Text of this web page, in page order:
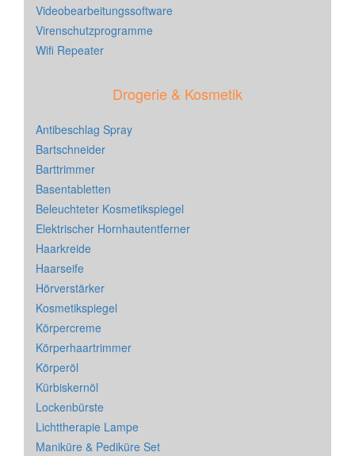
Videobearbeitungssoftware
Virenschutzprogramme
Wifi Repeater
Drogerie & Kosmetik
Antibeschlag Spray
Bartschneider
Barttrimmer
Basentabletten
Beleuchteter Kosmetikspiegel
Elektrischer Hornhautentferner
Haarkreide
Haarseife
Hörverstärker
Kosmetikspiegel
Körpercreme
Körperhaartrimmer
Körperöl
Kürbiskernöl
Lockenbürste
Lichttherapie Lampe
Maniküre & Pediküre Set